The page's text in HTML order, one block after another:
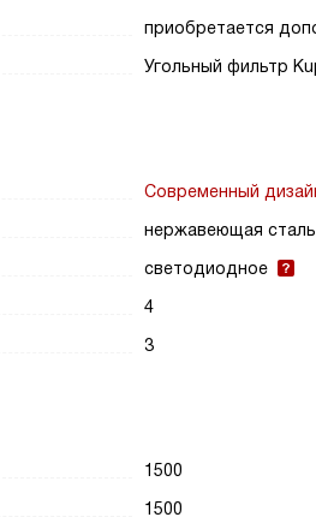
приобретается
Угольный фильтр
Современный
нержавеющая сталь
светодиодное
4
3
1500
1500